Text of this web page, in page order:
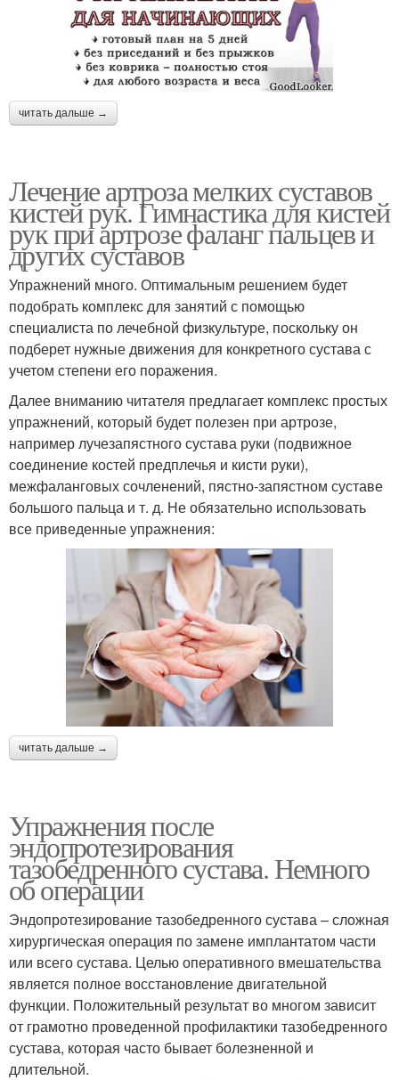
читать дальше →
Лечение артроза мелких суставов
кистей рук. Гимнастика для кистей
рук при артрозе фаланг пальцев и
других суставов
Упражнений много. Оптимальным решением будет
подобрать комплекс для занятий с помощью
специалиста по лечебной физкультуре, поскольку он
подберет нужные движения для конкретного сустава с
учетом степени его поражения.
Далее вниманию читателя предлагает комплекс простых
упражнений, который будет полезен при артрозе,
например лучезапястного сустава руки (подвижное
соединение костей предплечья и кисти руки),
межфаланговых сочленений, пястно-запястном суставе
большого пальца и т. д. Не обязательно использовать
все приведенные упражнения:
читать дальше →
Упражнения после
эндопротезирования
тазобедренного сустава. Немного
об операции
Эндопротезирование тазобедренного сустава – сложная
хирургическая операция по замене имплантатом части
или всего сустава. Целью оперативного вмешательства
является полное восстановление двигательной
функции. Положительный результат во многом зависит
от грамотно проведенной профилактики тазобедренного
сустава, которая часто бывает болезненной и
длительной.